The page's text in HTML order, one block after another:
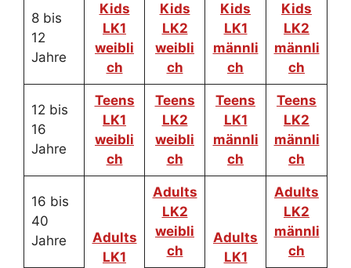
8 bis
12
Jahre
Kids
LK1
weibli
ch
Kids
LK2
weibli
ch
Kids
LK1
männli
ch
Kids
LK2
männli
ch
12 bis
16
Jahre
Teens
LK1
weibli
ch
Teens
LK2
weibli
ch
Teens
LK1
männli
ch
Teens
LK2
männli
ch
16 bis
40
Jahre
Adults
LK1
Adults
LK2
weibli
ch
Adults
LK1
Adults
LK2
männli
ch